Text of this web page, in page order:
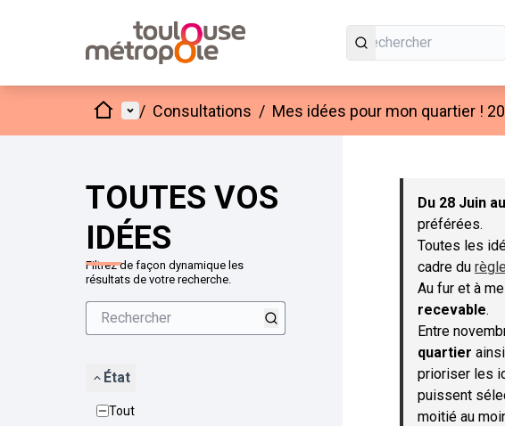
AccueilMenu principal
/ Consultations / Mes idées pour mon quartier !
TOUTES VOS
IDÉES
Filtrez de façon dynamique les
résultats de votre recherche.
État
Tout
Passer la carte
Du 28 Juin
préférées.
Toutes les
cadre du
Au fur et à
recevable.
Entre
quartier
prioriser les
puissent
moitié au